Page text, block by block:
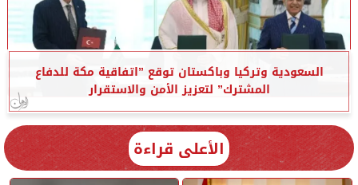
السعودية وتركيا وباكستان توقع ”اتفاقية مكة للدفاع
المشترك” لتعزيز الأمن والاستقرار
الأعلى قراءة